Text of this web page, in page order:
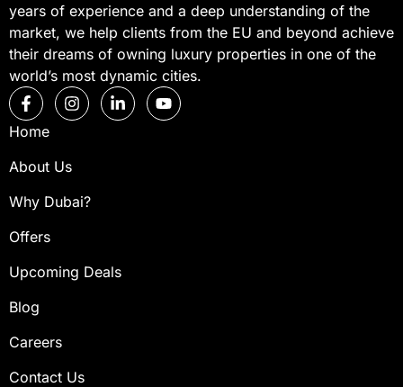
years of experience and a deep understanding of the
market, we help clients from the EU and beyond achieve
their dreams of owning luxury properties in one of the
world’s most dynamic cities.
Home
About Us
Why Dubai?
Offers
Upcoming Deals
Blog
Careers
Contact Us